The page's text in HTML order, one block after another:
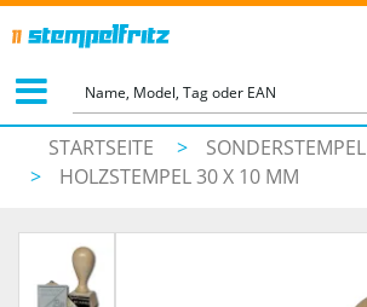
STARTSEITE >
SONDERSTEMPEL
>
HOLZSTEMPEL 30 X 10 MM